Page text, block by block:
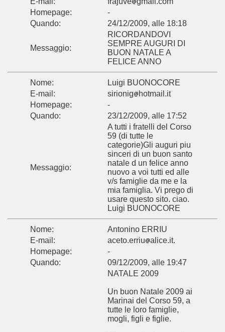
Homepage:
-
Quando:
24/12/2009, alle 18:18
Messaggio:
RICORDANDOVI
SEMPRE AUGURI DI
BUON NATALE A
FELICE ANNO
Nome:
Luigi BUONOCORE
E-mail:
sirionig
hotmail.it
Homepage:
-
Quando:
23/12/2009, alle 17:52
Messaggio:
A tutti i fratelli del Corso
59 (di tutte le
categorie)Gli auguri piu
sinceri di un buon santo
natale d un felice anno
nuovo a voi tutti ed alle
v/s famiglie da me e la
mia famiglia. Vi prego di
usare questo sito. ciao.
Luigi BUONOCORE
Nome:
Antonino ERRIU
E-mail:
aceto.erriu
alice.it.
Homepage:
-
Quando:
09/12/2009, alle 19:47
NATALE 2009
Un buon Natale 2009 ai
Marinai del Corso 59, a
tutte le loro famiglie,
mogli, figli e figlie.